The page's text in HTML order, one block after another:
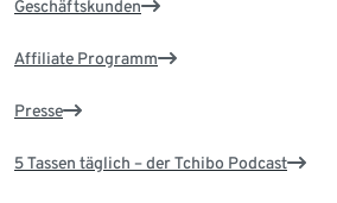
Geschäftskunden
Affiliate Programm
Presse
5 Tassen täglich – der Tchibo Podcast